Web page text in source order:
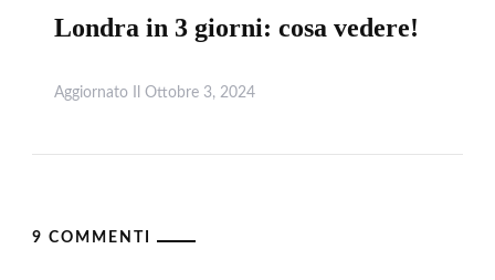
Londra in 3 giorni: cosa vedere!
Aggiornato Il Ottobre 3, 2024
9 COMMENTI